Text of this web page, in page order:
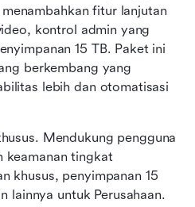
fitur lanjutan
kontrol admin yang
15 TB. Paket ini
berkembang yang
lebih dan otomatisasi
Mendukung pengguna
keamanan tingkat
khusus, penyimpanan 15
lainnya untuk Perusahaan.